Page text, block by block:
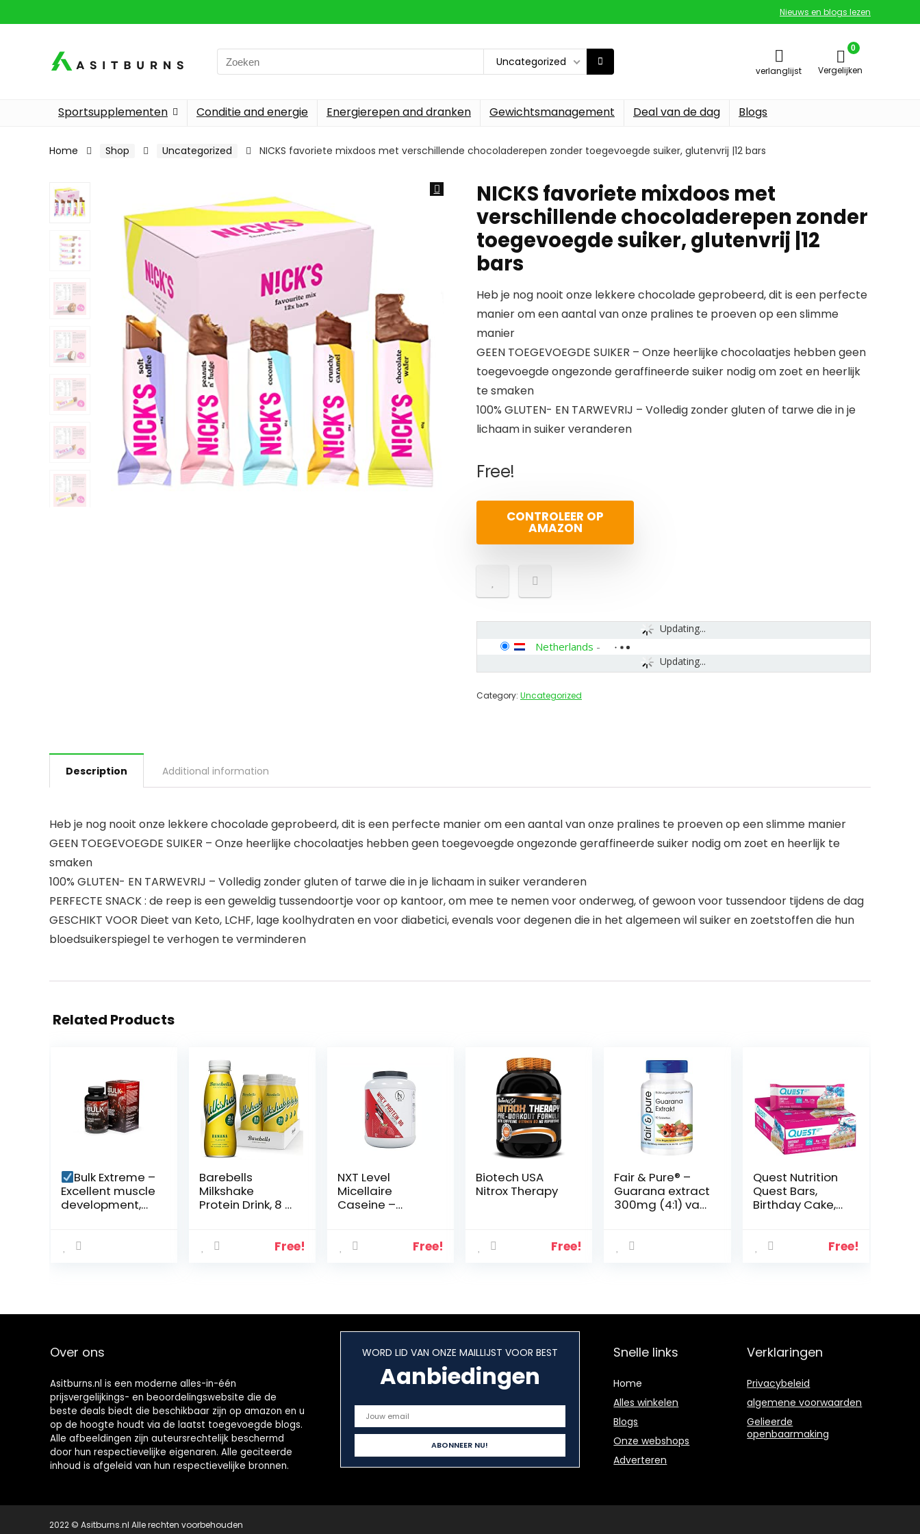
Nieuws en blogs lezen
Search
for:
Uncategorized
verlanglijst
0
Vergelijken
Sportsupplementen Conditie and energie Energierepen and dranken Gewichtsmanagement Deal van de dag Blogs
Home Shop Uncategorized NICKS favoriete mixdoos met verschillende chocoladerepen zonder toegevoegde suiker, glutenvrij |12 bars
NICKS favoriete mixdoos met
verschillende chocoladerepen zonder
toegevoegde suiker, glutenvrij |12
bars
Heb je nog nooit onze lekkere chocolade geprobeerd, dit is een perfecte
manier om een aantal van onze pralines te proeven op een slimme
manier
GEEN TOEGEVOEGDE SUIKER – Onze heerlijke chocolaatjes hebben geen
toegevoegde ongezonde geraffineerde suiker nodig om zoet en heerlijk
te smaken
100% GLUTEN- EN TARWEVRIJ – Volledig zonder gluten of tarwe die in je
lichaam in suiker veranderen
Free!
CONTROLEER OP
AMAZON
Updating...
Updating...
Netherlands -
Category: Uncategorized
Description Additional information
Heb je nog nooit onze lekkere chocolade geprobeerd, dit is een perfecte manier om een aantal van onze pralines te proeven op een slimme manier
GEEN TOEGEVOEGDE SUIKER – Onze heerlijke chocolaatjes hebben geen toegevoegde ongezonde geraffineerde suiker nodig om zoet en heerlijk te
smaken
100% GLUTEN- EN TARWEVRIJ – Volledig zonder gluten of tarwe die in je lichaam in suiker veranderen
PERFECTE SNACK : de reep is een geweldig tussendoortje voor op kantoor, om mee te nemen voor onderweg, of gewoon voor tussendoor tijdens de dag
GESCHIKT VOOR Dieet van Keto, LCHF, lage koolhydraten en voor diabetici, evenals voor degenen die in het algemeen wil suiker en zoetstoffen die hun
bloedsuikerspiegel te verhogen te verminderen
Related Products
Bulk Extreme –
Excellent muscle
development,
more energy,
package (90
Barebells
Milkshake
Protein Drink, 8 x
Free!
NXT Level
Micellaire
Caseine –
Free!
Biotech USA
Nitrox Therapy
Free!
Fair & Pure® –
Guarana extract
300mg (4:1) van
vegan – 90
Quest Nutrition
Quest Bars,
Birthday Cake,
Free!
Over ons
Asitburns.nl is een moderne alles-in-één
prijsvergelijkings- en beoordelingswebsite die de
beste deals biedt die beschikbaar zijn op amazon en u
op de hoogte houdt via de laatst toegevoegde blogs.
Alle afbeeldingen zijn auteursrechtelijk beschermd
door hun respectievelijke eigenaren. Alle geciteerde
inhoud is afgeleid van hun respectievelijke bronnen.
WORD LID VAN ONZE MAILLIJST VOOR BEST
Aanbiedingen
Snelle links
Home
Alles winkelen
Blogs
Onze webshops
Adverteren
Verklaringen
Privacybeleid
algemene voorwaarden
Gelieerde
openbaarmaking
2022 © Asitburns.nl Alle rechten voorbehouden